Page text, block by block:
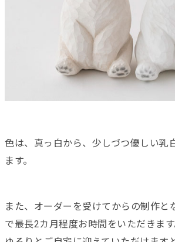
色は、真っ白から、少しづつ優しい乳
ます。
また、オーダーを受けてからの制作と
で最長2カ月程度お時間をいただきま